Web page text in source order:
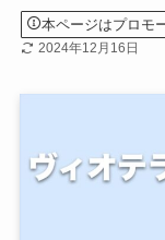
本ページはプロモ
2024年12月16日